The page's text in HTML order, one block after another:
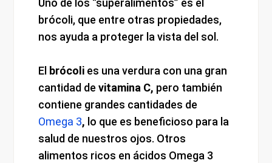
Uno de los “superalimentos” es el
brócoli, que entre otras propiedades,
nos ayuda a proteger la vista del sol.
El brócoli es una verdura con una gran
cantidad devitamina C, pero también
contiene grandes cantidades de
Omega 3, lo que es beneficioso para la
salud de nuestros ojos. Otros
alimentos ricos en ácidos Omega 3